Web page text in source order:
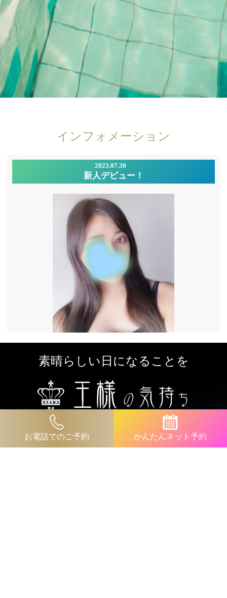
インフォメーション
2023.07.30
新人デビュー！
美波 なみ
紹介ページへ▶︎
このセラピストで予約
素晴らしい日になることを
OEPN/11:00 - 03:00
TEL/080-7006-1173
お電話でのご予約 かんたんネット予約